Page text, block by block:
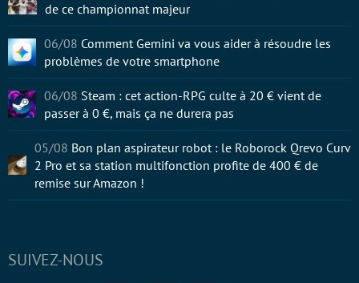
SUIVEZ-NOUS
de ce championnat majeur
06/08 Comment Gemini va vous aider à résoudre les
problèmes de votre smartphone
06/08 Steam : cet action-RPG culte à 20 € vient de
passer à 0 €, mais ça ne durera pas
05/08 Bon plan aspirateur robot : le Roborock Qrevo Curv
2 Pro et sa station multifonction profite de 400 € de
remise sur Amazon !